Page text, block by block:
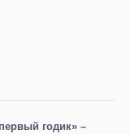
годик» –